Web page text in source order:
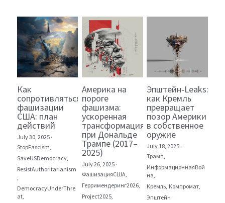
Как
сопротивляться
фашизации
США: план
действий
July 30, 2025 ·
StopFascism,
SaveUSDemocracy,
ResistAuthoritarianism
,
DemocracyUnderThre
at,
Америка на
пороге
фашизма:
ускоренная
трансформация
при Дональде
Трампе (2017–
2025)
July 26, 2025 ·
ФашизацияСША,
Герримендеринг2026,
Project2025,
Эпштейн‑Leaks:
как Кремль
превращает
позор Америки
в собственное
оружие
July 18, 2025 ·
Трамп,
ИнформационнаяВой
на,
Кремль, Компромат,
Эпштейн